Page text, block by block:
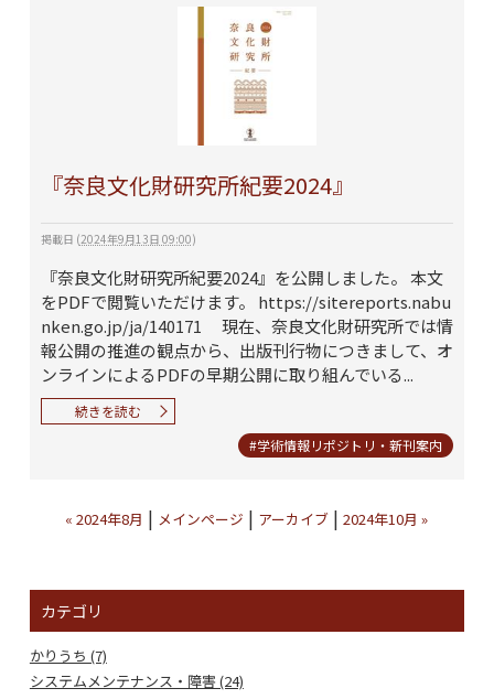
『奈良文化財研究所紀要2024』
掲載日 (2024年9月13日 09:00)
『奈良文化財研究所紀要2024』を公開しました。 本文
をPDFで閲覧いただけます。 https://sitereports.nabu
nken.go.jp/ja/140171 現在、奈良文化財研究所では情
報公開の推進の観点から、出版刊行物につきまして、オ
ンラインによるPDFの早期公開に取り組んでいる...
続きを読む
#学術情報リポジトリ・新刊案内
« 2024年8月 | メインページ | アーカイブ |2024年10月 »
カテゴリ
かりうち (7)
システムメンテナンス・障害 (24)